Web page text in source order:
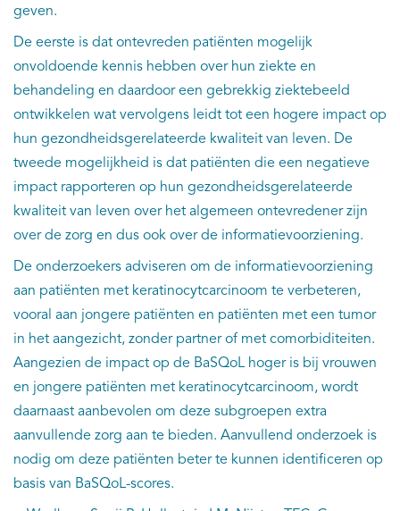
geven.
De eerste is dat ontevreden patiënten mogelijk
onvoldoende kennis hebben over hun ziekte en
behandeling en daardoor een gebrekkig ziektebeeld
ontwikkelen wat vervolgens leidt tot een hogere impact op
hun gezondheidsgerelateerde kwaliteit van leven. De
tweede mogelijkheid is dat patiënten die een negatieve
impact rapporteren op hun gezondheidsgerelateerde
kwaliteit van leven over het algemeen ontevredener zijn
over de zorg en dus ook over de informatievoorziening.
De onderzoekers adviseren om de informatievoorziening
aan patiënten met keratinocytcarcinoom te verbeteren,
vooral aan jongere patiënten en patiënten met een tumor
in het aangezicht, zonder partner of met comorbiditeiten.
Aangezien de impact op de BaSQoL hoger is bij vrouwen
en jongere patiënten met keratinocytcarcinoom, wordt
daarnaast aanbevolen om deze subgroepen extra
aanvullende zorg aan te bieden. Aanvullend onderzoek is
nodig om deze patiënten beter te kunnen identificeren op
basis van BaSQoL-scores.